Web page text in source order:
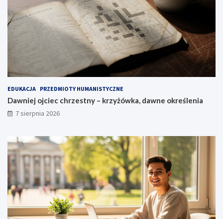
EDUKACJA PRZEDMIOTY HUMANISTYCZNE
Dawniej ojciec chrzestny – krzyżówka, dawne określenia
7 sierpnia 2026